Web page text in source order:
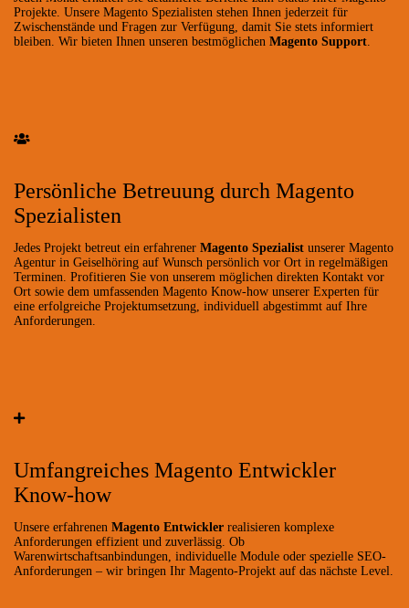
Projekte. Unsere Magento Spezialisten stehen Ihnen jederzeit für
Zwischenstände und Fragen zur Verfügung, damit Sie stets informiert
bleiben. Wir bieten Ihnen unseren bestmöglichen Magento Support
Persönliche Betreuung durch Magento
Spezialisten
Jedes Projekt betreut ein erfahrener Magento Spezialist unserer Magento
Agentur in Geiselhöring auf Wunsch persönlich vor Ort in regelmäßigen
Terminen. Profitieren Sie von unserem möglichen direkten Kontakt vor
Ort sowie dem umfassenden Magento Know-how unserer Experten für
eine erfolgreiche Projektumsetzung, individuell abgestimmt auf Ihre
Anforderungen.
Umfangreiches Magento Entwickler
Know-how
Unsere erfahrenen Magento Entwickler realisieren komplexe
Anforderungen effizient und zuverlässig. Ob
Warenwirtschaftsanbindungen, individuelle Module oder spezielle SEO-
Anforderungen – wir bringen Ihr Magento-Projekt auf das nächste Level.